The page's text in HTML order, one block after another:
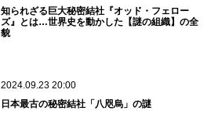
知られざる巨大秘密結社『オッド・フェロー
ズ』とは…世界史を動かした【謎の組織】の全
貌
2024.09.23 20:00
日本最古の秘密結社「八咫烏」の謎